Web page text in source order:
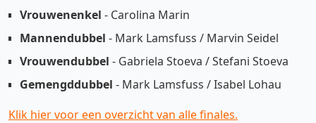
Vrouwenenkel - Carolina Marin
Mannendubbel - Mark Lamsfuss / Marvin Seidel
Vrouwendubbel - Gabriela Stoeva / Stefani Stoeva
Gemengddubbel - Mark Lamsfuss / Isabel Lohau
Klik hier voor een overzicht van alle finales.